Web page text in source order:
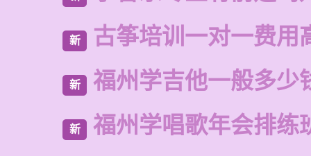
新 古筝培训一对一费用
新 福州学吉他一般多少
新 福州学唱歌年会排练